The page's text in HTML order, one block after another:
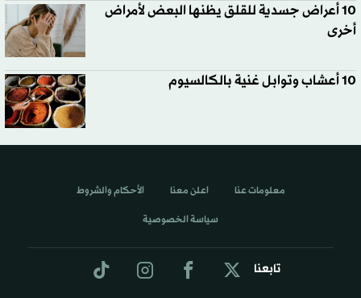
10 أعراض جسدية للقلق يظنها البعض لأمراض
أخرى
10 أعشاب وتوابل غنية بالكالسيوم
تابعنا
معلومات عنا اعلن معنا الأحكام والشروط
سياسة الخصوصية